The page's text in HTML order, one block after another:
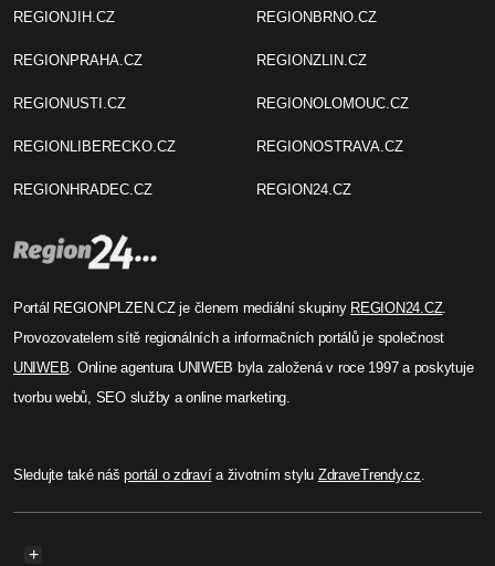
REGIONJIH.CZ
REGIONPRAHA.CZ
REGIONUSTI.CZ
REGIONLIBERECKO.CZ
REGIONHRADEC.CZ
REGIONBRNO.CZ
REGIONZLIN.CZ
REGIONOLOMOUC.CZ
REGIONOSTRAVA.CZ
REGION24.CZ
Portál REGIONPLZEN.CZ je členem mediální skupiny REGION24.CZ.
Provozovatelem sítě regionálních a informačních portálů je společnost
UNIWEB. Online agentura UNIWEB byla založená v roce 1997 a poskytuje
tvorbu webů, SEO služby a online marketing.
Sledujte také nášportál o zdravía životním stylu ZdraveTrendy.cz.
+